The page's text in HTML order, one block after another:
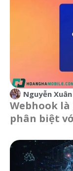
Nguyễn
Webhook là
phân biệt